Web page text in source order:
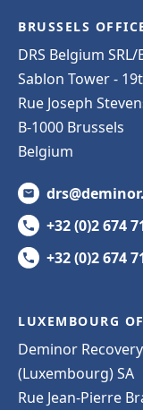
BRUSSELS
DRS Belgium SRL/
Sablon Tower -
Rue Joseph
B-1000 Brussels
Belgium
+32 (0)2 674
+32 (0)2 674
LUXEMBOURG
Deminor
(Luxembourg) SA
Rue Jean-Pierre